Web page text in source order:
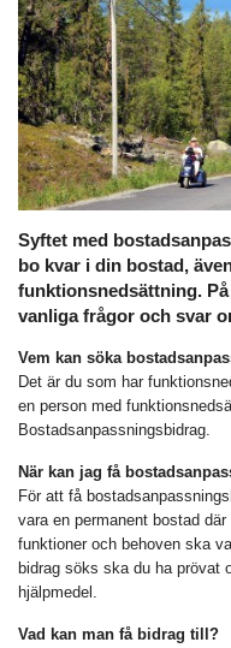
Syftet med
bo kvar i din bostad,
funktionsnedsättning.
vanliga frågor och svar
Vem kan söka
Det är du som har
en person med
Bostadsanpassningsbidrag.
När kan jag få
För att få
vara en permanent bostad
funktioner och behoven ska
bidrag söks ska du ha prövat
hjälpmedel.
Vad kan man få bidrag till?